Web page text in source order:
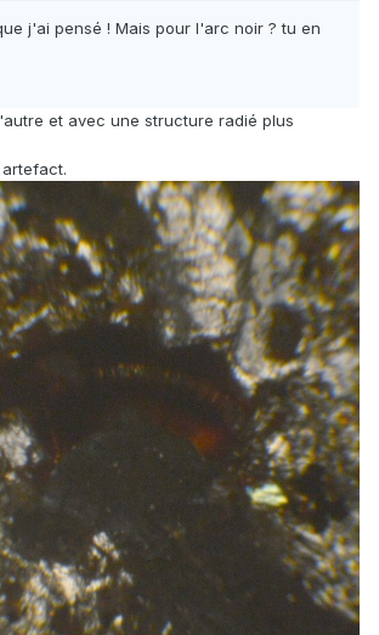
j'ai pensé ! Mais pour l'arc noir ? tu en
et avec une structure radié plus